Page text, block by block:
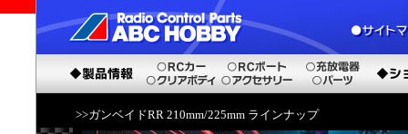
>>ガンベイドRR 210mm/225mm ラインナップ